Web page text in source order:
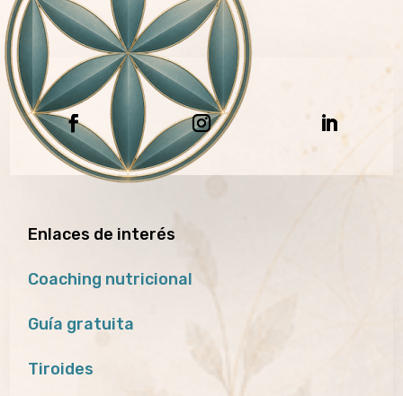
Enlaces de interés
Coaching nutricional
Guía gratuita
Tiroides